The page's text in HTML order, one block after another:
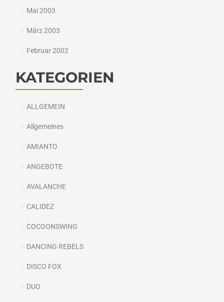
Mai 2003
März 2003
Februar 2002
KATEGORIEN
ALLGEMEIN
Allgemeines
AMIANTO
ANGEBOTE
AVALANCHE
CALIDEZ
COCOONSWING
DANCING REBELS
DISCO FOX
DUO